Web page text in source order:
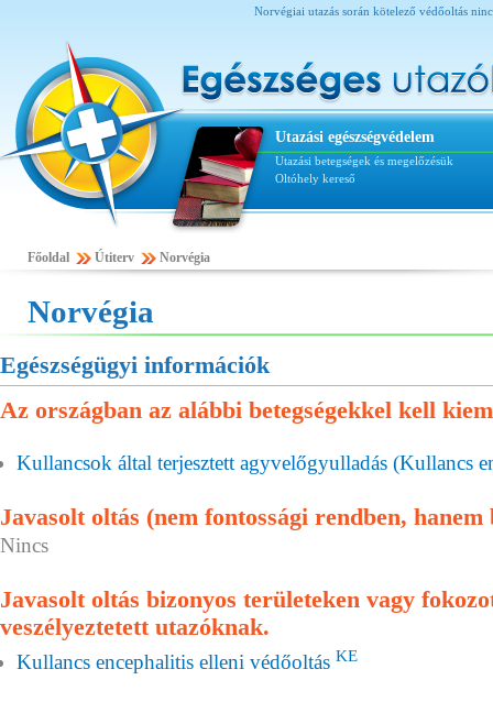
Norvégiai utazás során kötelező védőoltás
Utazási egészségvédelem
Utazási betegségek és megelőzésük
Oltóhely kereső
Főoldal Útiterv Norvégia
Norvégia
Egészségügyi információk
Az országban az alábbi betegségekkel kell
Kullancsok által terjesztett agyvelőgyulladás (Kullancs
Javasolt oltás (nem fontossági rendben, hanem
Nincs
Javasolt oltás bizonyos területeken vagy
veszélyeztetett utazóknak.
Kullancs encephalitis elleni védőoltás KE